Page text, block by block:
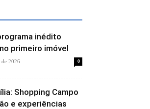
inédito
primeiro imóvel
de 2026 0
Shopping Campo
e experiências